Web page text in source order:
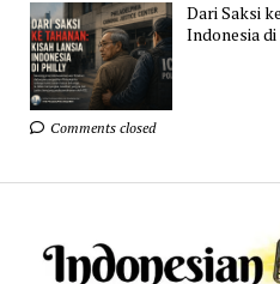
Dari Saksi
Indonesia
Comments closed